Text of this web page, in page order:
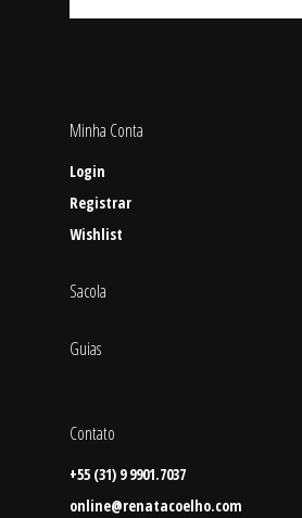
Minha Conta
Login
Registrar
Wishlist
Sacola
Guias
Contato
+55 (31) 9 9901.7037
online@renatacoelho.com